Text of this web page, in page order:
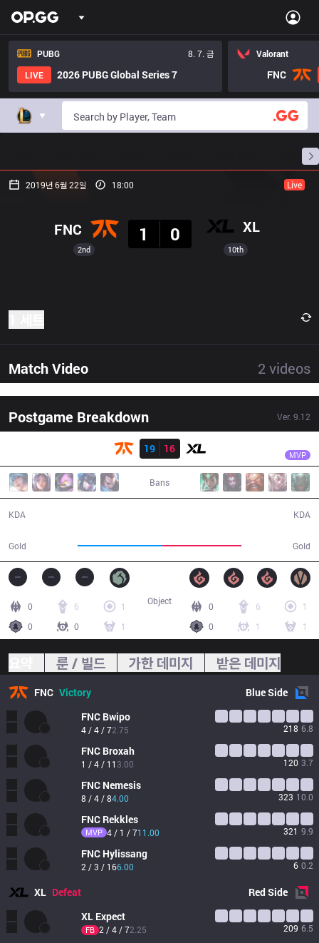
PUBG
8. 7. 금
LIVE
2026 PUBG Global Series 7
Valorant
FNC
프로빌
2019년 6월 22일 18:00 Live
2nd
FNC
1
0 XL
10th
Match Video 2 videos
Postgame Breakdown Ver. 9.12
19
16 MVP
Bans
KDA
Gold Gold
KDA
0 6
1
0
0 1
0 6
1
0
1 1
Object
룬 / 빌드 가한 데미지 받은 데미지
FNC Victory BlueSide
FNC Bwipo
4 / 4 / 72.75 218 6.8
FNC Broxah
1 / 4 / 11 3.00 120 3.7
FNC Nemesis
8 / 4 / 84.00 323 10.0
FNC Rekkles
MVP 4 / 1 / 711.00 321 9.9
FNC Hylissang
2 / 3 / 166.00 6 0.2
XL Defeat RedSide
XL Expect
FB 2 / 4 / 72.25 209 6.5